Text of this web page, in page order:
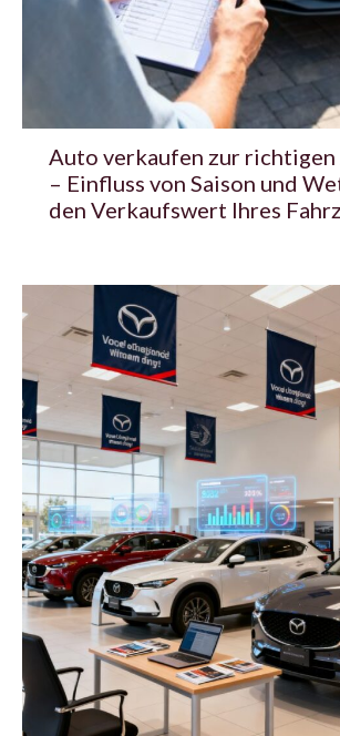
Auto verkaufen zur richtigen
– Einfluss von Saison und
den Verkaufswert Ihres